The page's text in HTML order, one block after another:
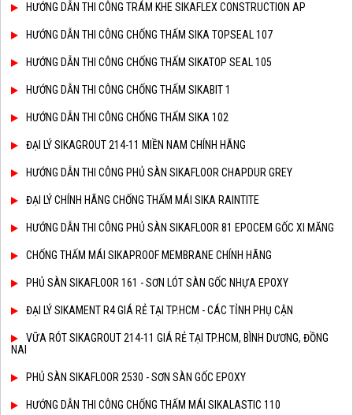
HƯỚNG DẪN THI CÔNG TRÁM KHE SIKAFLEX CONSTRUCTION AP
HƯỚNG DẪN THI CÔNG CHỐNG THẤM SIKA TOPSEAL 107
HƯỚNG DẪN THI CÔNG CHỐNG THẤM SIKATOP SEAL 105
HƯỚNG DẪN THI CÔNG CHỐNG THẤM SIKABIT 1
HƯỚNG DẪN THI CÔNG CHỐNG THẤM SIKA 102
ĐẠI LÝ SIKAGROUT 214-11 MIỀN NAM CHÍNH HÃNG
HƯỚNG DẪN THI CÔNG PHỦ SÀN SIKAFLOOR CHAPDUR GREY
ĐẠI LÝ CHÍNH HÃNG CHỐNG THẤM MÁI SIKA RAINTITE
HƯỚNG DẪN THI CÔNG PHỦ SÀN SIKAFLOOR 81 EPOCEM GỐC XI MĂNG
CHỐNG THẤM MÁI SIKAPROOF MEMBRANE CHÍNH HÃNG
PHỦ SÀN SIKAFLOOR 161 - SƠN LÓT SÀN GỐC NHỰA EPOXY
ĐẠI LÝ SIKAMENT R4 GIÁ RẺ TẠI TP.HCM - CÁC TỈNH PHỤ CẬN
VỮA RÓT SIKAGROUT 214-11 GIÁ RẺ TẠI TP.HCM, BÌNH DƯƠNG, ĐỒNG
NAI
PHỦ SÀN SIKAFLOOR 2530 - SƠN SÀN GỐC EPOXY
HƯỚNG DẪN THI CÔNG CHỐNG THẤM MÁI SIKALASTIC 110